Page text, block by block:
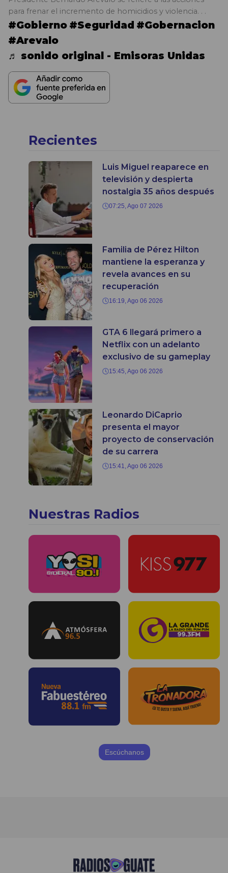
para frenar el incremento de homicidios y violencia. . .
#Gobierno #Seguridad #Gobernacion
#Arevalo
♬ sonido original - Emisoras Unidas
Recientes
Luis Miguel reaparece en
televisión y despierta
nostalgia 35 años después
07:25, Ago 07 2026
Familia de Pérez Hilton
mantiene la esperanza y
revela avances en su
recuperación
16:19, Ago 06 2026
GTA 6 llegará primero a
Netflix con un adelanto
exclusivo de su gameplay
15:45, Ago 06 2026
Leonardo DiCaprio
presenta el mayor
proyecto de conservación
de su carrera
15:41, Ago 06 2026
Nuestras Radios
Escúchanos